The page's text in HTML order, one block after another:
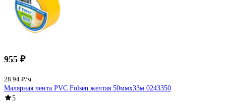
955 ₽
28.94 ₽/м
Малярная лента PVC Folsen желтая 50ммx33м 0243350
5